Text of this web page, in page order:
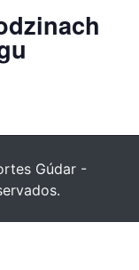
Gúdar -